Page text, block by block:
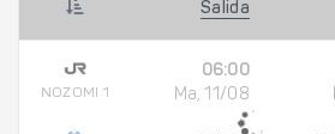
Salida
NOZOMI 1
06:00
Ma, 11/08